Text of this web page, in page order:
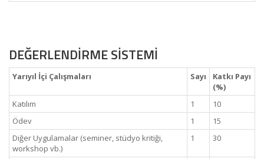
DEĞERLENDİRME SİSTEMİ
Yarıyıl İçi Çalışmaları Sayı
Katkı Payı
(%)
Katılım
1
10
Ödev
1
15
Diğer Uygulamalar (seminer, stüdyo kritiği,
workshop vb.)
1 30